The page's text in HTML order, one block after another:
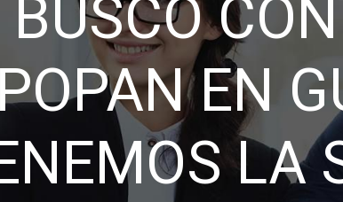
de forma eficiente su
Y
relaciones sólidas con